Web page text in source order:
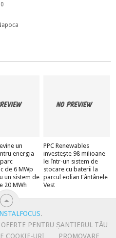
un
energia
de 6 MWp
un sistem de
20 MWh
PPC Renewables
investește 98 milioane
lei într-un sistem de
stocare cu baterii la
parcul eolian Fântânele
Vest
.
OFERTE PENTRU ȘANTIERUL TĂU
COOKIE-URI
PROMOVARE